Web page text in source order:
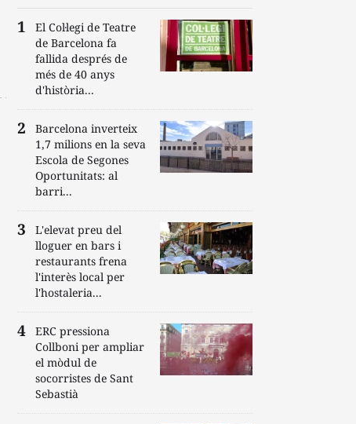
El Col·legi de Teatre
de Barcelona fa
fallida després de
més de 40 anys
d'història...
Barcelona inverteix
1,7 milions en la seva
Escola de Segones
Oportunitats: al
barri...
L'elevat preu del
lloguer en bars i
restaurants frena
l'interès local per
l'hostaleria...
ERC pressiona
Collboni per ampliar
el mòdul de
socorristes de Sant
Sebastià